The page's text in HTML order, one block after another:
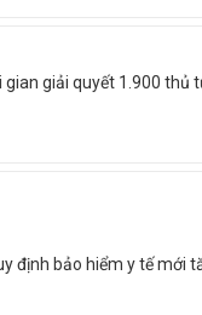
giải quyết 1.900 thủ
định bảo hiểm y tế mới